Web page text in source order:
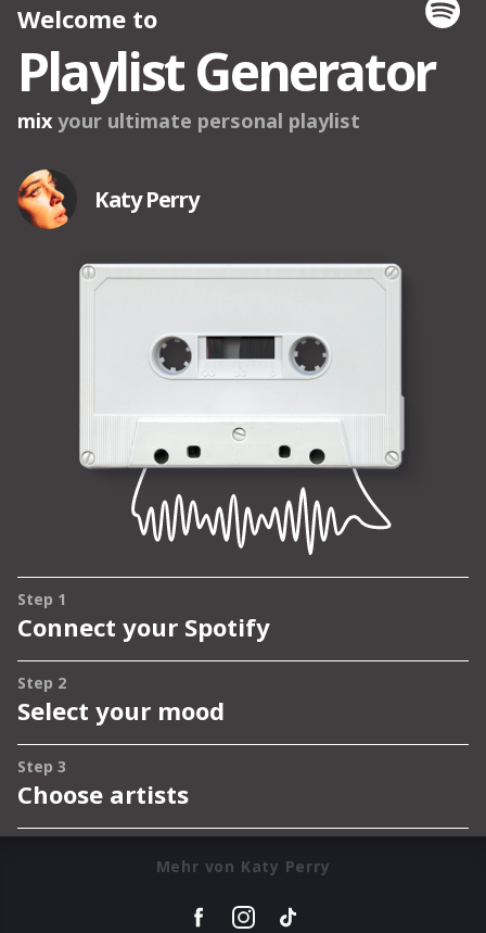
Mehr von Katy Perry